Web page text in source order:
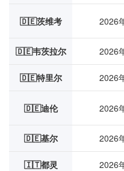
🇩🇪茨维考 2026
🇩🇪韦茨拉尔
2026
🇩🇪特里尔 2026
🇩🇪迪伦 2026
🇩🇪基尔
2026
🇮🇹都灵 2026